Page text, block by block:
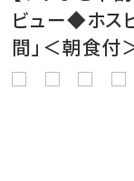
ビュー◆ホス
間」＜朝食付